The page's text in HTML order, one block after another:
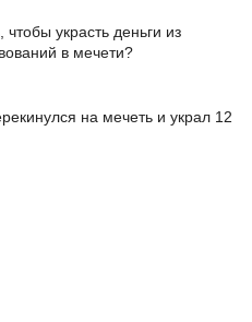
украсть деньги из
в мечети?
на мечеть и украл 12